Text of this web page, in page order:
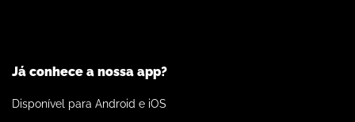
Já conhece a nossa app?
Disponível para Android e iOS